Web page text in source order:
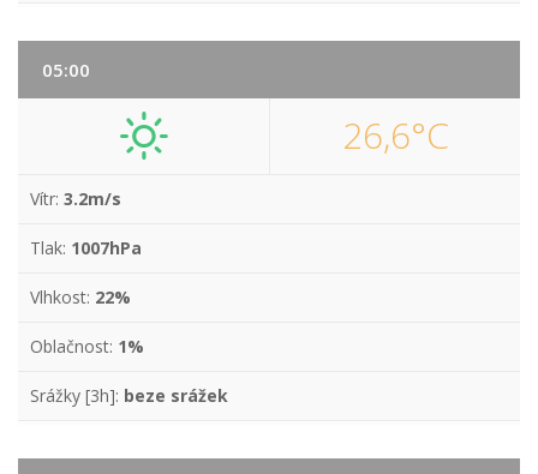
05:00
26,6°C
Vítr: 3.2m/s
Tlak: 1007hPa
Vlhkost: 22%
Oblačnost: 1%
Srážky [3h]: beze srážek